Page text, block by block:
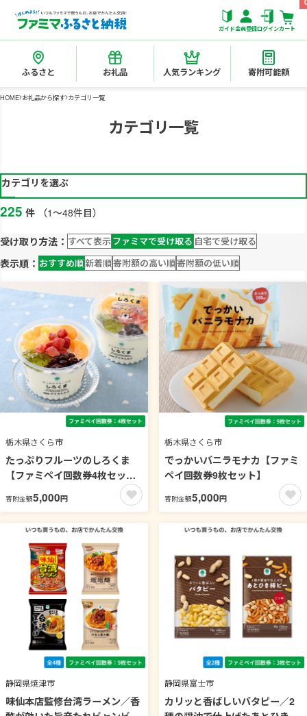
ガイド会員登録ログインカート
ふるさと お礼品 人気ランキング 寄附可能額
HOME お礼品から探す カテゴリ一覧
カテゴリ一覧
カテゴリを選ぶ
225 件 （1～48件目）
受け取り方法： すべて表示ファミマで受け取る 自宅で受け取る
表示順： おすすめ順新着順寄附額の高い順寄附額の低い順
栃木県さくら市
たっぷりフルーツのしろくま
【ファミペイ回数券4枚セッ
寄附金額5,000円
栃木県さくら市
でっかいバニラモナカ【ファミ
ペイ回数券9枚セット】
寄附金額5,000円
静岡県焼津市
味仙本店監修台湾ラーメン／香
静岡県富士市
カリッと香ばしいバタピー／2